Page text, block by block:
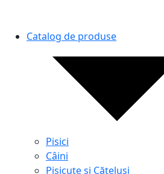
Catalog de produse
Pisici
Câini
Pisicuțe și Cățeluși